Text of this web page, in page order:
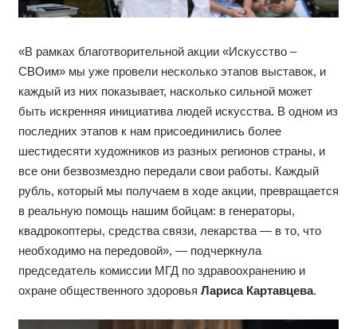
«В рамках благотворительной акции «Искусство –
СВОим» мы уже провели несколько этапов выставок, и
каждый из них показывает, насколько сильной может
быть искренняя инициатива людей искусства. В одном из
последних этапов к нам присоединились более
шестидесяти художников из разных регионов страны, и
все они безвозмездно передали свои работы. Каждый
рубль, который мы получаем в ходе акции, превращается
в реальную помощь нашим бойцам: в генераторы,
квадрокоптеры, средства связи, лекарства — в то, что
необходимо на передовой», — подчеркнула
председатель комиссии МГД по здравоохранению и
охране общественного здоровья Лариса Картавцева.